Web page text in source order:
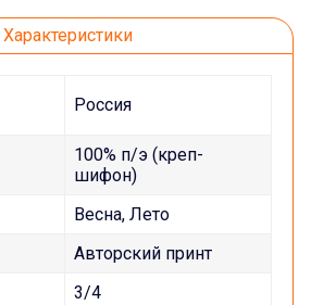
Характеристики
Россия
100% п/э (креп-
шифон)
Весна, Лето
Авторский принт
3/4